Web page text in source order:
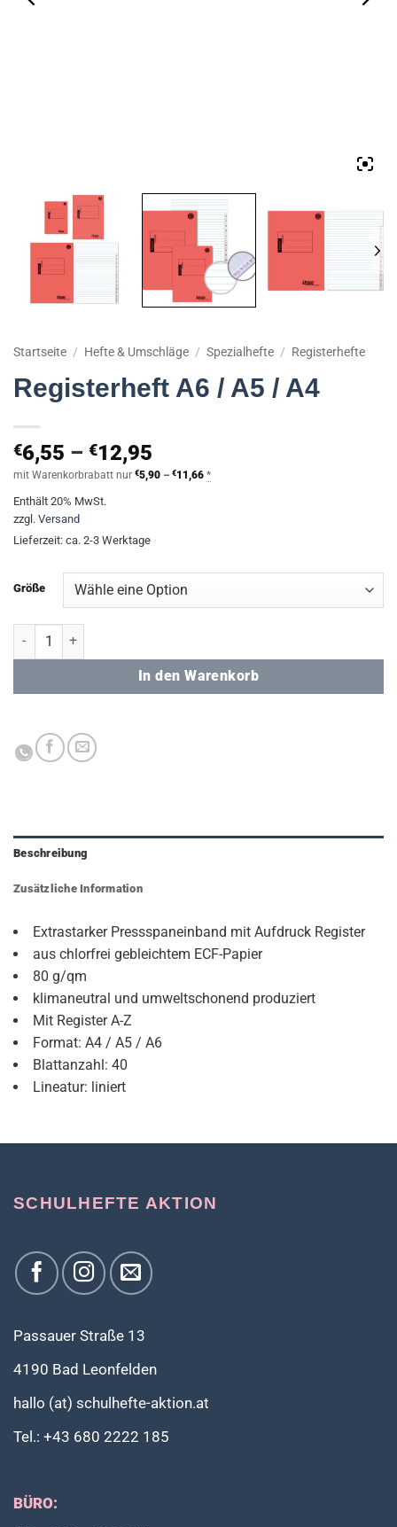
Startseite / Hefte & Umschläge / Spezialhefte / Registerhefte
Registerheft A6 / A5 / A4
€6,55 – €12,95
€6,55
mit Warenkorbrabatt nur €5,90 – €11,66Preisspanne:
*
Enthält 20% MwSt.
zzgl. Versand
Lieferzeit: ca. 2-3 Werktage
Größe
Registerheft A6 / A5 / A4 Menge
In den Warenkorb
Beschreibung
Zusätzliche Information
Extrastarker Pressspaneinband mit Aufdruck Register
aus chlorfrei gebleichtem ECF-Papier
80 g/qm
klimaneutral und umweltschonend produziert
Mit Register A-Z
Format: A4 / A5 / A6
Blattanzahl: 40
Lineatur: liniert
SCHULHEFTE AKTION
Passauer Straße 13
4190 Bad Leonfelden
hallo (at) schulhefte-aktion.at
Tel.: +43 680 2222 185
BÜRO: